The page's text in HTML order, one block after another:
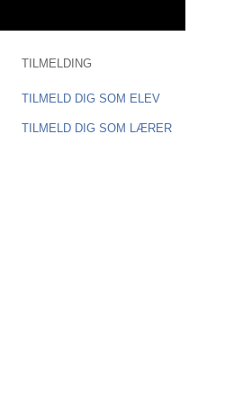
TILMELDING
TILMELD DIG SOM ELEV
TILMELD DIG SOM LÆRER